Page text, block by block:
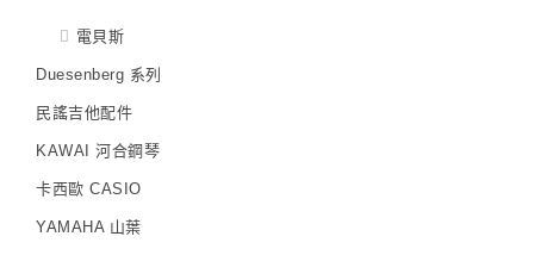
電貝斯
Duesenberg 系列
民謠吉他配件
KAWAI 河合鋼琴
卡西歐 CASIO
YAMAHA 山葉